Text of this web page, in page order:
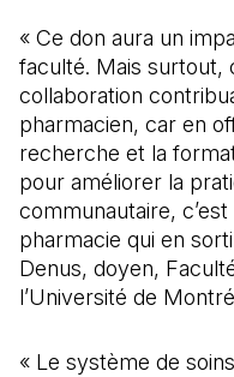
« Ce don aura un
faculté. Mais surtout,
collaboration
pharmacien, car en
recherche et la
pour améliorer la
communautaire,
pharmacie qui en
Denus, doyen,
l’Université de
« Le système de